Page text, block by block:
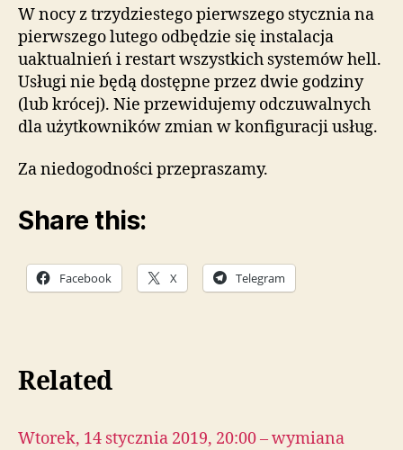
W nocy z trzydziestego pierwszego stycznia na
pierwszego lutego odbędzie się instalacja
uaktualnień i restart wszystkich systemów hell.
Usługi nie będą dostępne przez dwie godziny
(lub krócej). Nie przewidujemy odczuwalnych
dla użytkowników zmian w konfiguracji usług.
Za niedogodności przepraszamy.
Share this:
Facebook X Telegram
Related
Wtorek, 14 stycznia 2019, 20:00 – wymiana